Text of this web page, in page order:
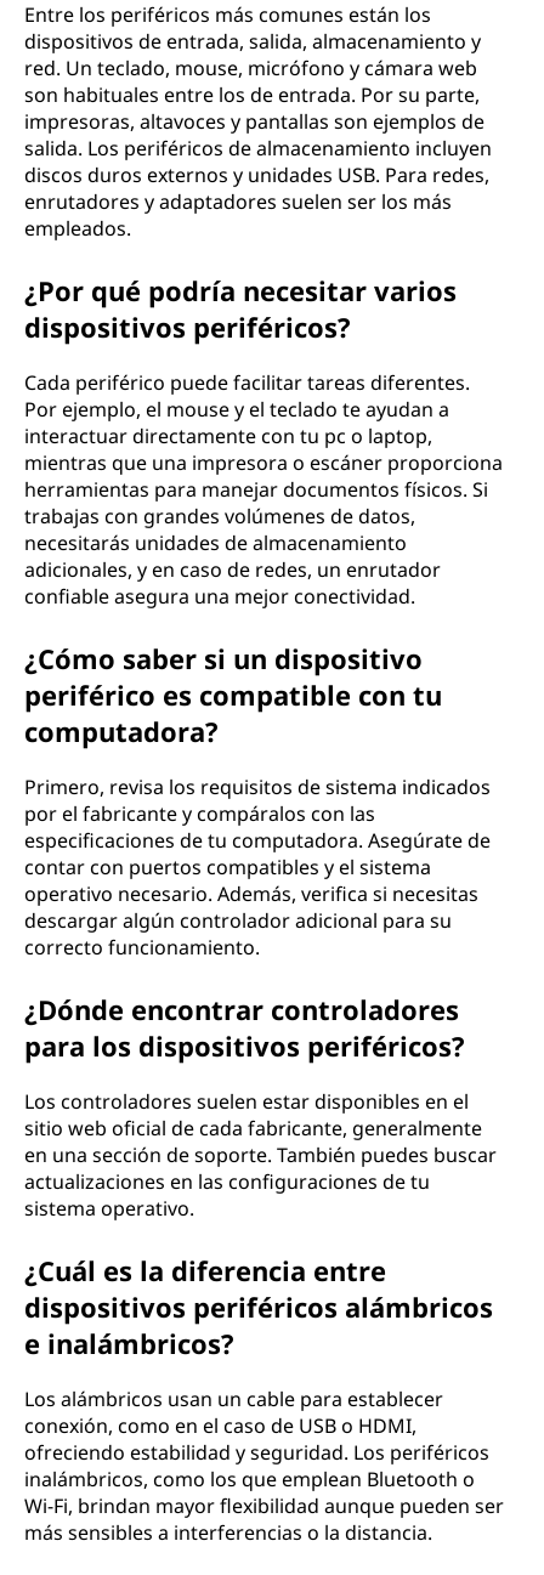
Entre los periféricos más comunes están los
dispositivos de entrada, salida, almacenamiento y
red. Un teclado, mouse, micrófono y cámara web
son habituales entre los de entrada. Por su parte,
impresoras, altavoces y pantallas son ejemplos de
salida. Los periféricos de almacenamiento incluyen
discos duros externos y unidades USB. Para redes,
enrutadores y adaptadores suelen ser los más
empleados.
¿Por qué podría necesitar varios
dispositivos periféricos?
Cada periférico puede facilitar tareas diferentes.
Por ejemplo, el mouse y el teclado te ayudan a
interactuar directamente con tu pc o laptop,
mientras que una impresora o escáner proporciona
herramientas para manejar documentos físicos. Si
trabajas con grandes volúmenes de datos,
necesitarás unidades de almacenamiento
adicionales, y en caso de redes, un enrutador
confiable asegura una mejor conectividad.
¿Cómo saber si un dispositivo
periférico es compatible con tu
computadora?
Primero, revisa los requisitos de sistema indicados
por el fabricante y compáralos con las
especificaciones de tu computadora. Asegúrate de
contar con puertos compatibles y el sistema
operativo necesario. Además, verifica si necesitas
descargar algún controlador adicional para su
correcto funcionamiento.
¿Dónde encontrar controladores
para los dispositivos periféricos?
Los controladores suelen estar disponibles en el
sitio web oficial de cada fabricante, generalmente
en una sección de soporte. También puedes buscar
actualizaciones en las configuraciones de tu
sistema operativo.
¿Cuál es la diferencia entre
dispositivos periféricos alámbricos
e inalámbricos?
Los alámbricos usan un cable para establecer
conexión, como en el caso de USB o HDMI,
ofreciendo estabilidad y seguridad. Los periféricos
inalámbricos, como los que emplean Bluetooth o
Wi-Fi, brindan mayor flexibilidad aunque pueden ser
más sensibles a interferencias o la distancia.